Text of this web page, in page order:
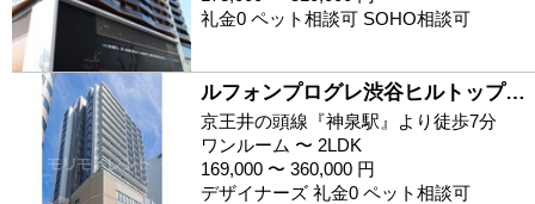
礼金0 ペット相談可 SOHO相談可
ルフォンプログレ渋谷ヒルトップ…
京王井の頭線『神泉駅』より徒歩7分
ワンルーム 〜 2LDK
169,000 〜 360,000 円
デザイナーズ 礼金0 ペット相談可